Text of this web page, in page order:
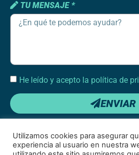
TU MENSAJE *
He leído y acepto la política de
ENVIAR
Utilizamos cookies para asegurar
experiencia al usuario en nuestra